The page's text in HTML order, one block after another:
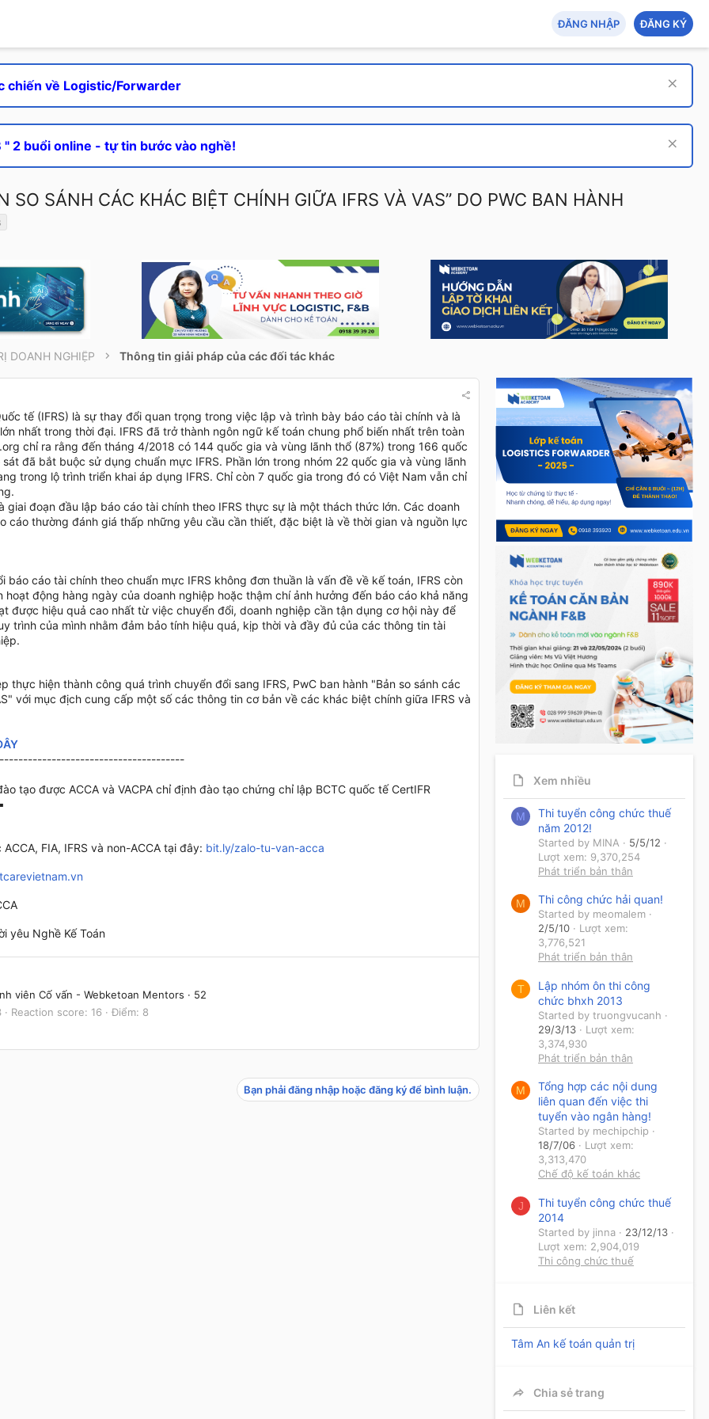
ĐĂNG NHẬP ĐĂNG KÝ
chiến về Logistic/Forwarder
" 2 buổi online - tự tin bước vào nghề!
SO SÁNH CÁC KHÁC BIỆT CHÍNH GIỮA IFRS VÀ VAS” DO PWC BAN HÀNH
DOANH NGHIỆP Thông tin giải pháp của các đối tác khác
tế (IFRS) là sự thay đổi quan trọng trong việc lập và trình bày báo cáo tài chính và là
nhất trong thời đại. IFRS đã trở thành ngôn ngữ kế toán chung phổ biến nhất trên toàn
chỉ ra rằng đến tháng 4/2018 có 144 quốc gia và vùng lãnh thổ (87%) trong 166 quốc
đã bắt buộc sử dụng chuẩn mực IFRS. Phần lớn trong nhóm 22 quốc gia và vùng lãnh
trong lộ trình triển khai áp dụng IFRS. Chỉ còn 7 quốc gia trong đó có Việt Nam vẫn chỉ
giai đoạn đầu lập báo cáo tài chính theo IFRS thực sự là một thách thức lớn. Các doanh
cáo thường đánh giá thấp những yêu cầu cần thiết, đặc biệt là về thời gian và nguồn lực
báo cáo tài chính theo chuẩn mực IFRS không đơn thuần là vấn đề về kế toán, IFRS còn
động hàng ngày của doanh nghiệp hoặc thậm chí ảnh hưởng đến báo cáo khả năng
được hiệu quả cao nhất từ việc chuyển đổi, doanh nghiệp cần tận dụng cơ hội này để
trình của mình nhằm đảm bảo tính hiệu quá, kịp thời và đầy đủ của các thông tin tài
thực hiện thành công quá trình chuyển đổi sang IFRS, PwC ban hành "Bản so sánh các
với mục địch cung cấp một số các thông tin cơ bản về các khác biệt chính giữa IFRS và
tạo được ACCA và VACPA chỉ định đào tạo chứng chỉ lập BCTC quốc tế CertIFR
FIA, IFRS và non-ACCA tại đây: bit.ly/zalo-tu-van-acca
yêu Nghề Kế Toán
viên Cố vấn - Webketoan Mentors · 52
Reaction score 16 Điểm 8
Bạn phải đăng nhập hoặc đăng ký để bình luận.
Xem nhiều
M
Thi tuyển công chức thuế
năm 2012!
Started by MINA
5/5/12
Lượt xem: 9,370,254
Phát triển bản thân
M Thi công chức hải quan!
Started by meomalem
2/5/10
Lượt xem:
3,776,521
Phát triển bản thân
T
Lập nhóm ôn thi công
chức bhxh 2013
Started by truongvucanh
29/3/13
Lượt xem:
3,374,930
Phát triển bản thân
M
Tổng hợp các nội dung
liên quan đến việc thi
tuyển vào ngân hàng!
Started by mechipchip
18/7/06
Lượt xem:
3,313,470
Chế độ kế toán khác
J
Thi tuyển công chức thuế
2014
Started by jinna
23/12/13
Lượt xem: 2,904,019
Thi công chức thuế
Liên kết
Tâm An kế toán quản trị
Chia sẻ trang